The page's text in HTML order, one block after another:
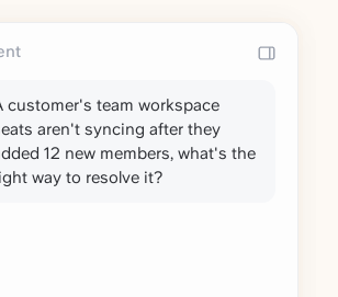
customer's team workspace
aren't syncing after they
12 new members, what's the
way to resolve it?